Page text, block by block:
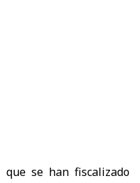
se han fiscalizado